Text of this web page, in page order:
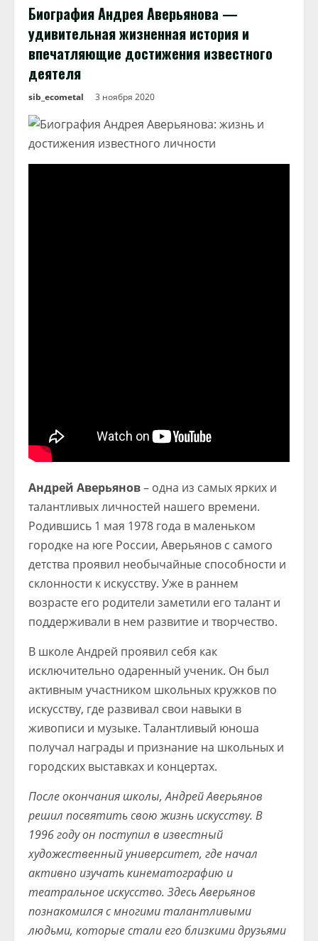
Биография Андрея Аверьянова —
удивительная жизненная история и
впечатляющие достижения известного
деятеля
sib_ecometal 3 ноября 2020
Андрей Аверьянов– одна из самых ярких и
талантливых личностей нашего времени.
Родившись 1 мая 1978 года в маленьком
городке на юге России, Аверьянов с самого
детства проявил необычайные способности и
склонности к искусству. Уже в раннем
возрасте его родители заметили его талант и
поддерживали в нем развитие и творчество.
В школе Андрей проявил себя как
исключительно одаренный ученик. Он был
активным участником школьных кружков по
искусству, где развивал свои навыки в
живописи и музыке. Талантливый юноша
получал награды и признание на школьных и
городских выставках и концертах.
После окончания школы, Андрей Аверьянов
решил посвятить свою жизнь искусству. В
1996 году он поступил в известный
художественный университет, где начал
активно изучать кинематографию и
театральное искусство. Здесь Аверьянов
познакомился с многими талантливыми
людьми, которые стали его близкими друзьями